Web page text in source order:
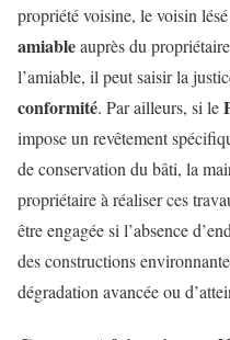
propriété voisine, le voisin
amiableauprès du
l’amiable, il peut saisir la
conformité. Par ailleurs, si le
impose un revêtement
de conservation du bâti, la
propriétaire à réaliser ces
être engagée si l’absence
des constructions
dégradation avancée ou